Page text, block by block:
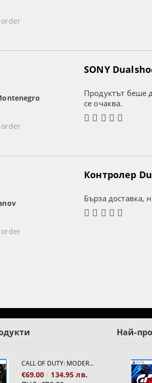
order
order
SONY
Продуктът беше
се очаква.
order
Контролер
Бърза доставка,
CALL OF DUTY: MODERN WARFARE 4[PS5]
€69.00
134.95 лв.
Най-